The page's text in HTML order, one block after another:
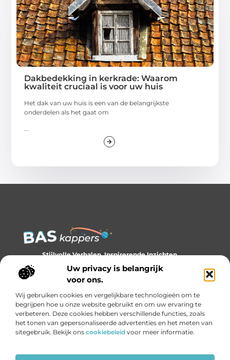
Uw privacy is belangrijk
voor ons.
Wij gebruiken cookies en vergelijkbare technologieën om te
begrijpen hoe u onze website gebruikt en om uw ervaring te
verbeteren. Deze cookies hebben verschillende functies, zoals
het tonen van gepersonaliseerde advertenties en het meten van
sitegebruik. Bekijk ons cookiebeleid voor meer informatie.
Dakbedekking in kerkrade: Waarom
kwaliteit cruciaal is voor uw huis
Het dak van uw huis is een van de belangrijkste
onderdelen als het gaat om
...
Stijlvolle Verhalen, Inspirerende Inzichten.
Ontdek trends, tips en verhalen die je kijk op stijl verrijken.
Bericht categorie
Onze informatie